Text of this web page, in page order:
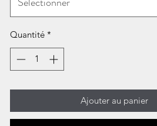
Quantité *
Ajouter au panier